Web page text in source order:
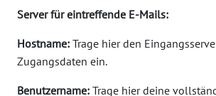
Server für eintreffende E-Mails:
Hostname: Trage hier den
Zugangsdaten ein.
Benutzername: Trage hier deine